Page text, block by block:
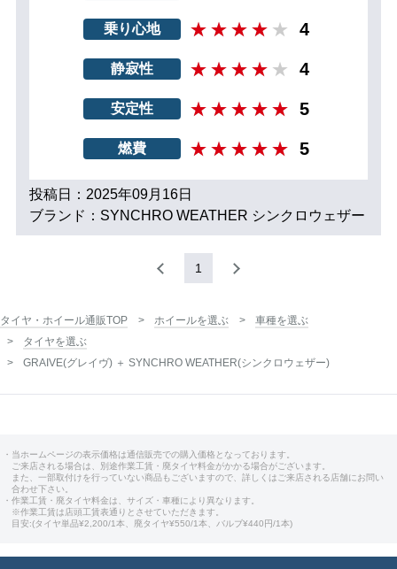
乗り心地 4
静寂性 4
安定性 5
燃費 5
投稿日：2025年09月16日
ブランド：SYNCHRO WEATHER シンクロウェザー
1
タイヤ・ホイール通販TOP ホイールを選ぶ
車種を選ぶ
タイヤを選ぶ
GRAIVE(グレイヴ) ＋ SYNCHRO WEATHER(シンクロウェザー)
・当ホームページの表示価格は通信販売での購入価格となっております。
ご来店される場合は、別途作業工賃・廃タイヤ料金がかかる場合がございます。
また、一部取付けを行っていない商品もございますので、詳しくはご来店される店舗にお問い
合わせ下さい。
・作業工賃・廃タイヤ料金は、サイズ・車種により異なります。
※作業工賃は店頭工賃表通りとさせていただきます。
目安:(タイヤ単品¥2,200/1本、廃タイヤ¥550/1本、バルブ¥440円/1本)